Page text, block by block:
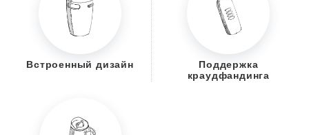
Встроенный дизайн
Поддержка
краудфандинга